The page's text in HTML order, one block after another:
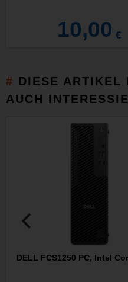
10,00 €
DIESE ARTIKEL
AUCH
DELL FCS1250 PC, Intel